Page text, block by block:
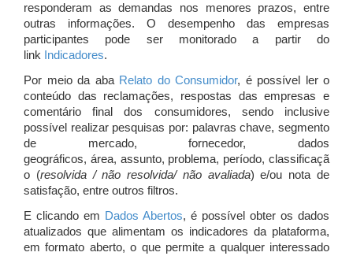
responderam as demandas nos menores prazos, entre
outras informações. O desempenho das empresas
participantes pode ser monitorado a partir do
link Indicadores.
Por meio da aba Relato do Consumidor, é possível ler o
conteúdo das reclamações, respostas das empresas e
comentário final dos consumidores, sendo inclusive
possível realizar pesquisas por: palavras chave, segmento
de mercado, fornecedor, dados
geográficos, área, assunto, problema, período, classificaçã
o (resolvida / não resolvida/ não avaliada) e/ou nota de
satisfação, entre outros filtros.
E clicando em Dados Abertos, é possível obter os dados
atualizados que alimentam os indicadores da plataforma,
em formato aberto, o que permite a qualquer interessado